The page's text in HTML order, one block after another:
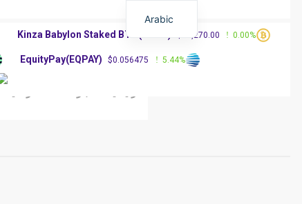
Kinza Babylon Staked BTC(KBTC) $83,270.00 0.00%
EquityPay(EQPAY) $0.056475 5.44%
Arabic